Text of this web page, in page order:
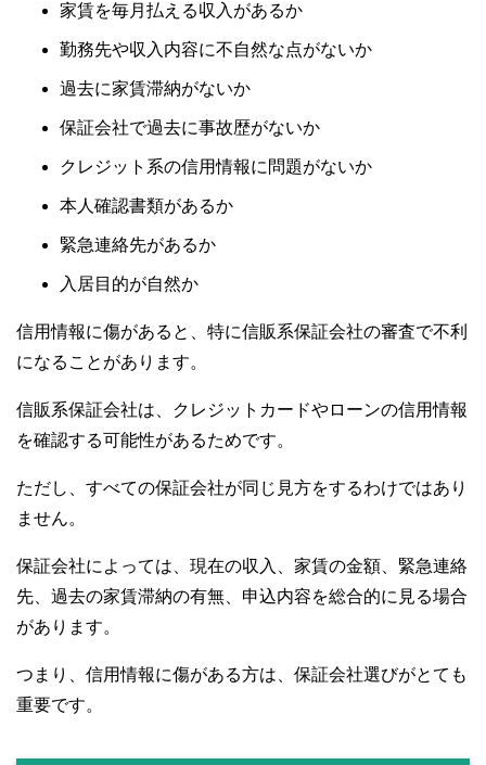
家賃を毎月払える収入があるか
勤務先や収入内容に不自然な点がないか
過去に家賃滞納がないか
保証会社で過去に事故歴がないか
クレジット系の信用情報に問題がないか
本人確認書類があるか
緊急連絡先があるか
入居目的が自然か
信用情報に傷があると、特に信販系保証会社の審査で不利
になることがあります。
信販系保証会社は、クレジットカードやローンの信用情報
を確認する可能性があるためです。
ただし、すべての保証会社が同じ見方をするわけではあり
ません。
保証会社によっては、現在の収入、家賃の金額、緊急連絡
先、過去の家賃滞納の有無、申込内容を総合的に見る場合
があります。
つまり、信用情報に傷がある方は、保証会社選びがとても
重要です。